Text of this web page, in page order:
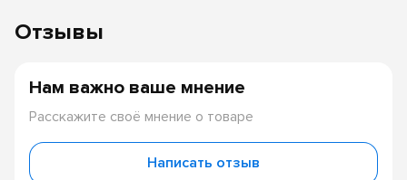
Отзывы
Нам важно ваше мнение
Расскажите своё мнение о товаре
Написать отзыв